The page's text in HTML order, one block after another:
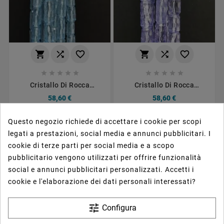
  
    
Cristallo Di Rocca
Perline Forma Cilindro
58,60 €
  
    
Cristallo Di Rocca
Forma Cilindro AAA
58,60 €
Questo negozio richiede di accettare i cookie per scopi
legati a prestazioni, social media e annunci pubblicitari. I
cookie di terze parti per social media e a scopo
pubblicitario vengono utilizzati per offrire funzionalità
social e annunci pubblicitari personalizzati. Accetti i
cookie e l'elaborazione dei dati personali interessati?
tune Configura